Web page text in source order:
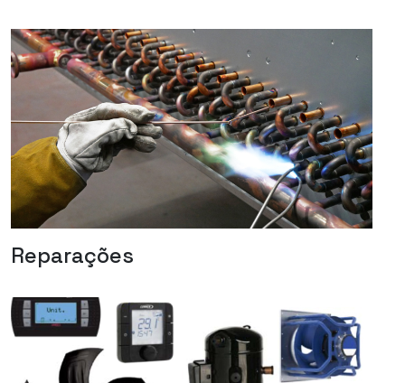
Reparações